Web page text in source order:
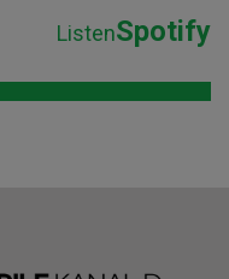
ListenSpotify